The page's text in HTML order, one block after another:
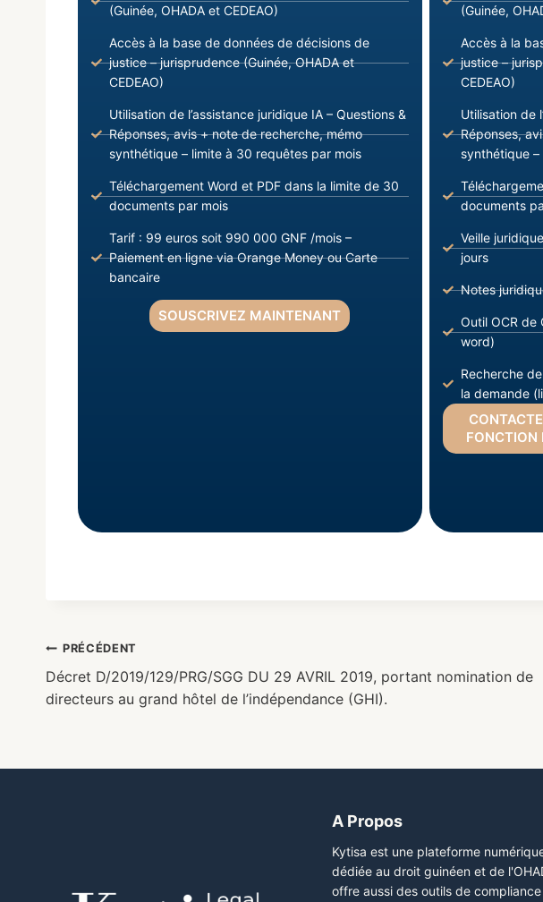
(Guinée, OHADA et CEDEAO)
Accès à la base de données de décisions de
justice – jurisprudence (Guinée, OHADA et
CEDEAO)
Utilisation de l’assistance juridique IA – Questions &
Réponses, avis + note de recherche, mémo
synthétique – limite à 30 requêtes par mois
Téléchargement Word et PDF dans la limite de 30
documents par mois
Tarif : 99 euros soit 990 000 GNF /mois –
Paiement en ligne via Orange Money ou Carte
bancaire
SOUSCRIVEZ MAINTENANT
(Guinée,
Accès à la
justice –
CEDEAO)
Utilisation de
Réponses,
synthétique
documents
Veille
jours
Notes
Outil OCR de
word)
Recherche
la demande
FONCTION
PRÉCÉDENT
Décret D/2019/129/PRG/SGG DU 29 AVRIL 2019, portant nomination de
directeurs au grand hôtel de l’indépendance (GHI).
A Propos
Kytisa est une plateforme
dédiée au droit guinéen et de
offre aussi des outils de